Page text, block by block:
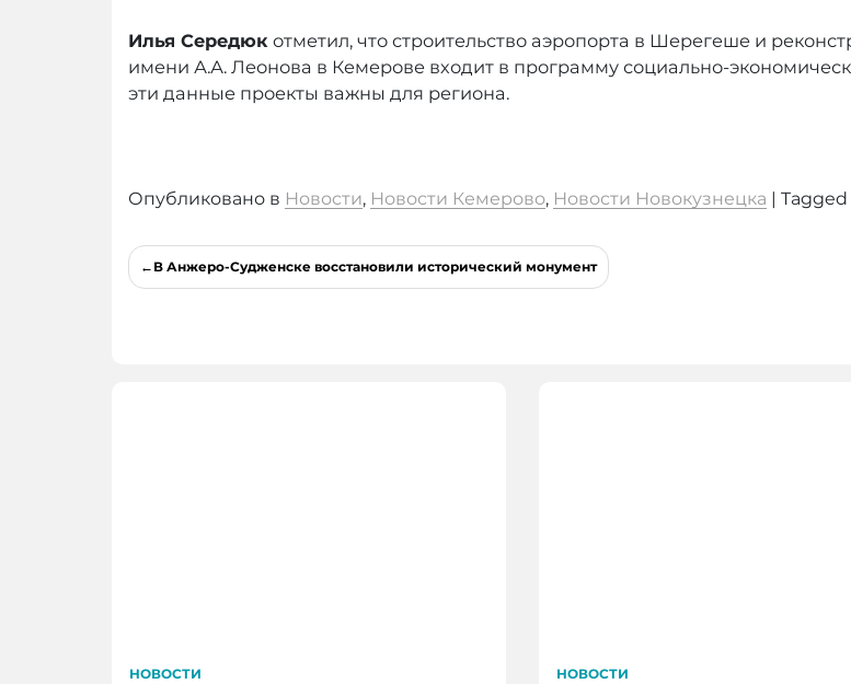
Илья Середюк отметил, что строительство аэропорта в Шерегеше и
имени А.А. Леонова в Кемерове входит в программу социально-
эти данные проекты важны для региона.
Опубликовано в Новости, Новости Кемерово, Новости Новокузнецка | Tagged
Навигация
по
В Анжеро-Судженске восстановили исторический монумент
НОВОСТИ НОВОСТИ